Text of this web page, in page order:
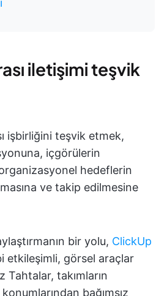
iletişimi teşvik
işbirliğini teşvik etmek,
içgörülerin
hedeflerin
ve takip edilmesine
bir yolu, ClickUp
etkileşimli, görsel araçlar
Tahtalar, takımların
bağımsız